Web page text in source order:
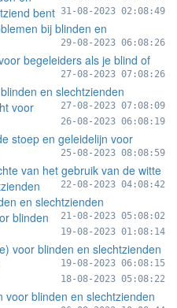
bent 31-08-2023 02:08:49
bij blinden en
29-08-2023 06:08:26
begeleiders als je blind of
27-08-2023 07:08:26
en slechtzienden
27-08-2023 07:08:09
voor
26-08-2023 06:08:19
stoep en geleidelijn voor
25-08-2023 08:08:59
van het gebruik van de witte
22-08-2023 04:08:42
en slechtzienden
21-08-2023 05:08:02
blinden
19-08-2023 01:08:14
voor blinden en slechtzienden
19-08-2023 06:08:15
18-08-2023 05:08:22
voor blinden en slechtzienden